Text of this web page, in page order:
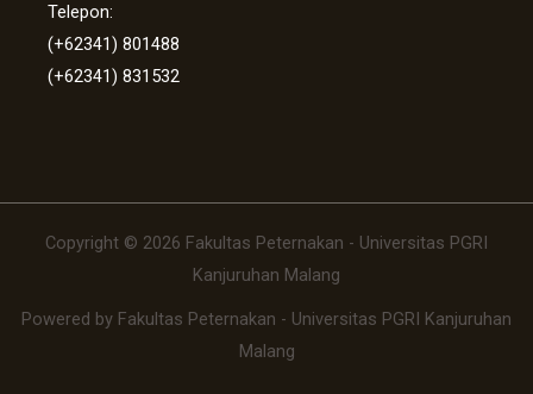
Telepon:
(+62341) 801488
(+62341) 831532
Copyright © 2026 Fakultas Peternakan - Universitas PGRI
Kanjuruhan Malang
Powered by Fakultas Peternakan - Universitas PGRI Kanjuruhan
Malang